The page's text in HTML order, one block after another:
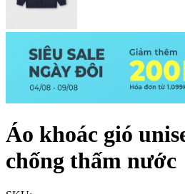
Áo khoác gió
chống thấm nước